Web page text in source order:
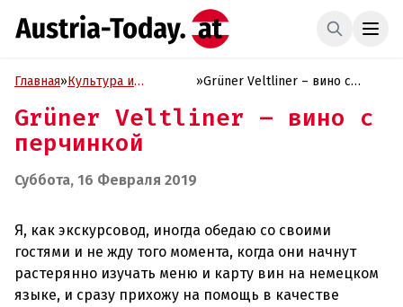
Главная»Культура и
»Grüner Veltliner – вино с
Grüner Veltliner – вино с
перчинкой
Суббота, 16 Февраля 2019
Я, как экскурсовод, иногда обедаю со своими
гостями и не жду того момента, когда они начнут
растерянно изучать меню и карту вин на немецком
языке, и сразу прихожу на помощь в качестве